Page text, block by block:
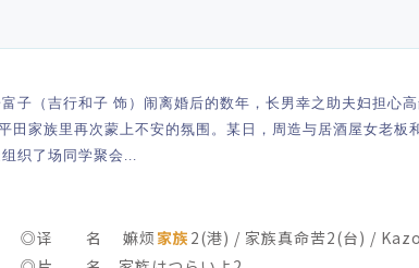
子（吉行和子 饰）闹离婚后的数年，长男幸之助夫妇担心
田家族里再次蒙上不安的氛围。某日，周造与居酒屋女老板
织了场同学聚会...
◎译 名 嫲烦 家族 2(港) / 家族真命苦2(台) /